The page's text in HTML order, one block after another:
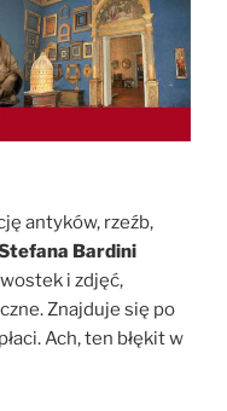
antyków, rzeźb,
Bardini
i zdjęć,
Znajduje się po
Ach, ten błękit w